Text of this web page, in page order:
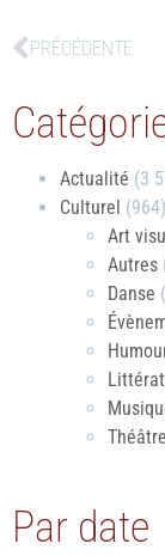
PRÉCÉDENTE
Actualité (3
Culturel (964)
Art
Autres
Danse
Par date